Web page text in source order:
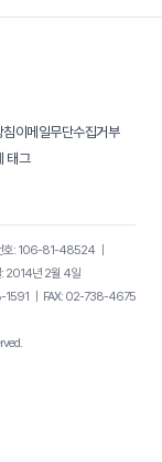
침이메일무단수집거부
태그
호: 106-81-48524｜
: 2014년 2월 4일
1591
FAX: 02-738-4675